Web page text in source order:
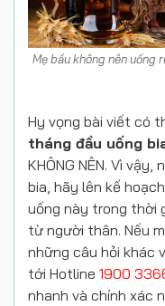
Mẹ bầu không nên uống
Hy vọng bài viết có
tháng đầu uống
KHÔNG NÊN. Vì
bia, hãy lên kế
uống này trong thời
từ người thân. Nếu
những câu hỏi khác
tới Hotline 1900
nhanh và chính xác